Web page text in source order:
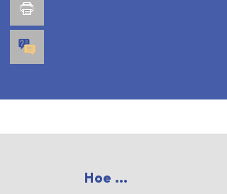
Hoe ...